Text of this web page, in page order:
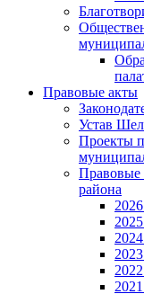
Правовые акты
Устав
Проекты
Правовые
района